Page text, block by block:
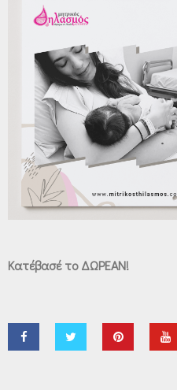
Κατέβασέ το ΔΩΡΕΑΝ!